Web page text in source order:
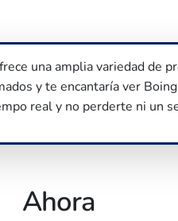
una amplia variedad de
y te encantaría ver
real y no perderte ni un
Ahora